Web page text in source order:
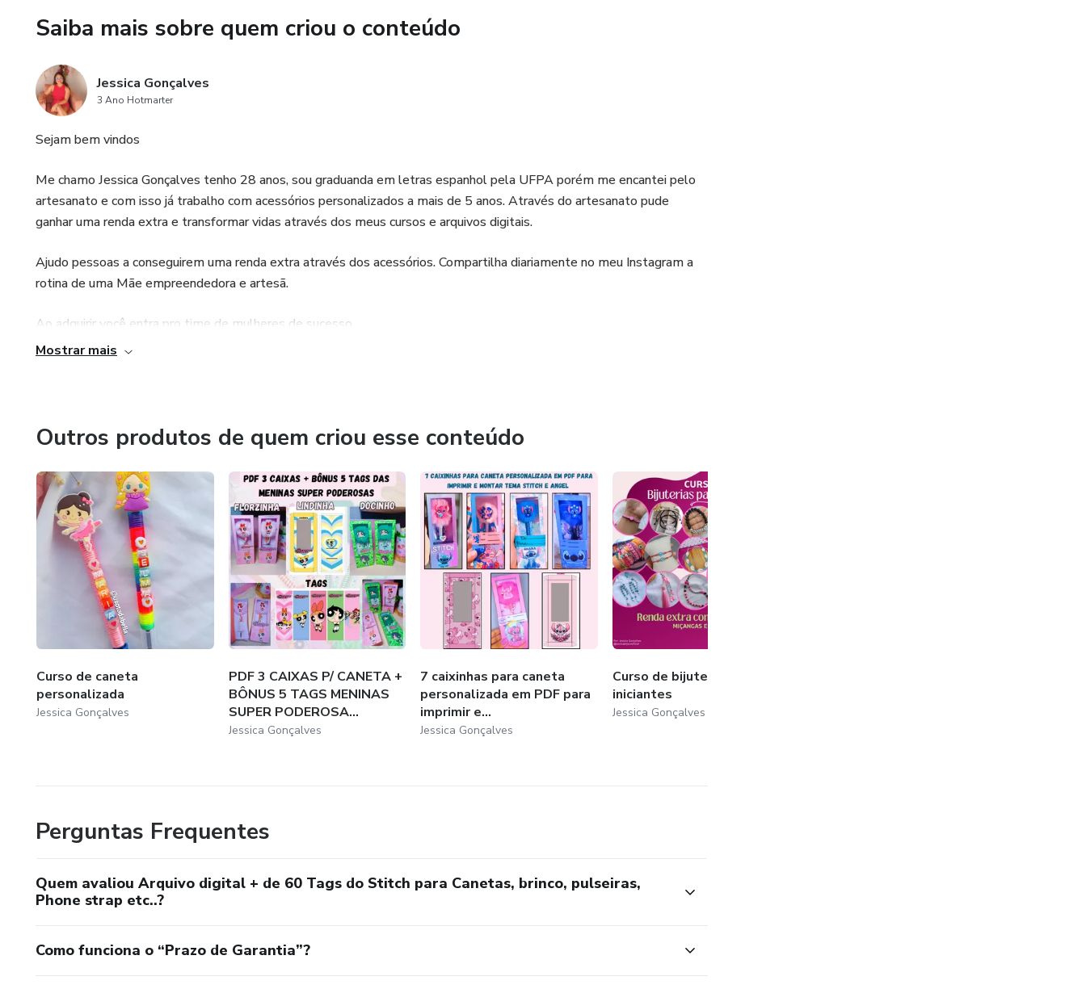
um gesto inesperado.
de fofura e criatividade para o seu dia a dia!
Saiba mais sobre quem criou o conteúdo
Jessica Gonçalves
3 Ano Hotmarter
Sejam bem vindos
Me chamo Jessica Gonçalves tenho 28 anos, sou graduanda em letras espanhol pela UFPA porém me encantei pelo
artesanato e com isso já trabalho com acessórios personalizados a mais de 5 anos. Através do artesanato pude
ganhar uma renda extra e transformar vidas através dos meus cursos e arquivos digitais.
Ajudo pessoas a conseguirem uma renda extra através dos acessórios. Compartilha diariamente no meu Instagram a
rotina de uma Mãe empreendedora e artesã.
Ao adquirir você entra pro time de mulheres de sucesso.
Mostrar mais
Outros produtos de quem criou esse conteúdo
Curso de caneta
personalizada
Jessica Gonçalves
PDF 3 CAIXAS P/ CANETA +
BÔNUS 5 TAGS MENINAS
SUPER PODEROSA...
Jessica Gonçalves
7 caixinhas para caneta
personalizada em PDF para
imprimir e...
Jessica Gonçalves
Curso de bijuterias para
iniciantes
Jessica Gonçalves
Perguntas Frequentes
Quem avaliou Arquivo digital + de 60 Tags do Stitch para Canetas, brinco, pulseiras,
Phone strap etc..?
Como funciona o “Prazo de Garantia”?